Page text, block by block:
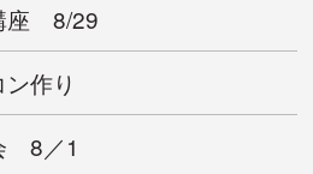
座 8/29
作り
8／1